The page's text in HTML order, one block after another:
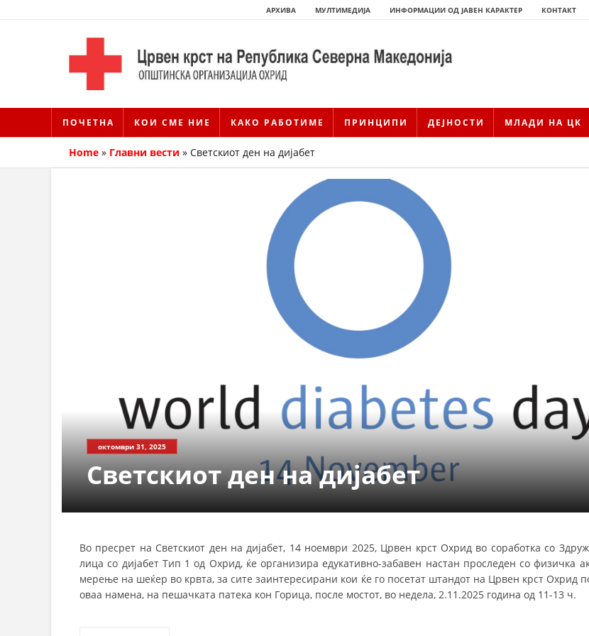
АРХИВА МУЛТИМЕДИЈА ИНФОРМАЦИИ ОД ЈАВЕН КАРАКТЕР КОНТАКТ
ПОЧЕТНА КОИ СМЕ НИЕ КАКО РАБОТИМЕ ПРИНЦИПИ ДЕЈНОСТИ МЛАДИ НА ЦК
ИСТОРИЈАТ НА ДВИЖЕЊЕТО
СТРУКТУРА НА ОРГАНИЗАЦИЈАТА
СТАТУТ НА ЦКРМ
ОРГАНИЗАЦИЈА И РАЗВОЈ
РАКОВОДЕН ОДБОР
Home » Главни вести » Светскиот ден на дијабет
октомври 31, 2025
Светскиот ден на дијабет
Во пресрет на Светскиот ден на дијабет, 14 ноември 2025, Црвен крст Охрид во соработка со
лица со дијабет Тип 1 од Охрид, ќе организира едукативно-забавен настан проследен со физичка
мерење на шеќер во крвта, за сите заинтересирани кои ќе го посетат штандот на Црвен крст Охрид
оваа намена, на пешачката патека кон Горица, после мостот, во недела, 2.11.2025 година од 11-13 ч.